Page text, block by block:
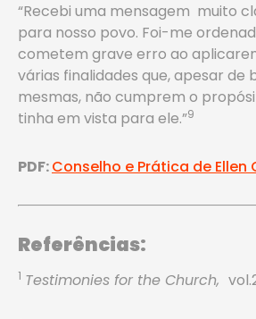
“Recebi uma mensagem muito
para nosso povo. Foi-me
cometem grave erro ao
várias finalidades que, apesar de
mesmas, não cumprem o
tinha em vista para ele.”9
PDF:Conselho e Prática de Ellen
Referências:
1 Testimonies for the Church,